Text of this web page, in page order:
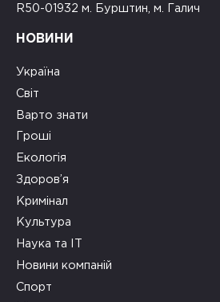
R50-01932 м. Бурштин, м. Галич
НОВИНИ
Україна
Світ
Варто знати
Гроші
Екологія
Здоров’я
Кримінал
Культура
Наука та ІТ
Новини компаній
Спорт